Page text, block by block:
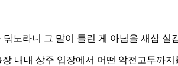
노라니 그 말이 틀린 게 아님을 새삼 실
내내 상주 입장에서 어떤 악전고투까